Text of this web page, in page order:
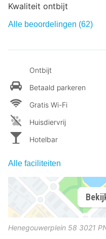
Kwaliteit ontbijt
Alle beoordelingen (62)
Ontbijt
Betaald parkeren
Gratis Wi-Fi
Huisdiervrij
Hotelbar
Alle faciliteiten
Henegouwerplein 58 3021